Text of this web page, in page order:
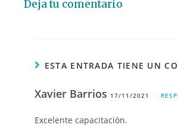
Deja tu comentario
ESTA ENTRADA TIENE UN
Xavier Barrios 17/11/2021
Excelente capacitación.